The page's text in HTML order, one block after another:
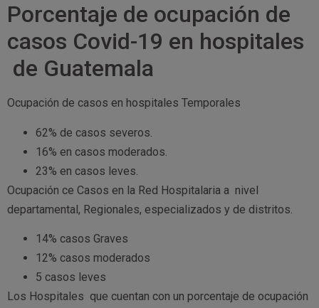
Porcentaje de ocupación de
casos Covid-19 en hospitales
de Guatemala
Ocupación de casos en hospitales Temporales
62% de casos severos.
16% en casos moderados.
23% en casos leves.
Ocupación ce Casos en la Red Hospitalaria a nivel
departamental, Regionales, especializados y de distritos.
14% casos Graves
12% casos moderados
5 casos leves
Los Hospitales que cuentan con un porcentaje de ocupación